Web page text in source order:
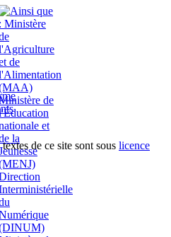
de ce site sont sous licence